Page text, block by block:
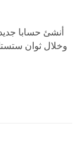
أنشئ حسابا
وخلال ثوان